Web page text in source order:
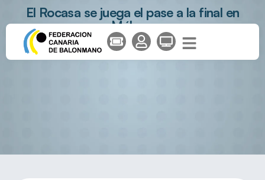
El Rocasa se juega el pase a la final en
Málaga